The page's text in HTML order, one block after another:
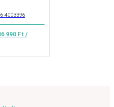
4003396
990 Ft /